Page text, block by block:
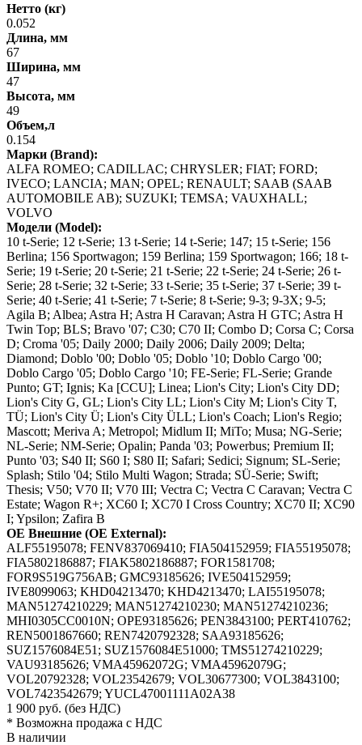
Нетто (кг)
0.052
Длина, мм
67
Ширина, мм
47
Высота, мм
49
Объем,л
0.154
Марки (Brand):
ALFA ROMEO; CADILLAC; CHRYSLER; FIAT; FORD;
IVECO; LANCIA; MAN; OPEL; RENAULT; SAAB (SAAB
AUTOMOBILE AB); SUZUKI; TEMSA; VAUXHALL;
VOLVO
Модели (Model):
10 t-Serie; 12 t-Serie; 13 t-Serie; 14 t-Serie; 147; 15 t-Serie; 156
Berlina; 156 Sportwagon; 159 Berlina; 159 Sportwagon; 166; 18 t-
Serie; 19 t-Serie; 20 t-Serie; 21 t-Serie; 22 t-Serie; 24 t-Serie; 26 t-
Serie; 28 t-Serie; 32 t-Serie; 33 t-Serie; 35 t-Serie; 37 t-Serie; 39 t-
Serie; 40 t-Serie; 41 t-Serie; 7 t-Serie; 8 t-Serie; 9-3; 9-3X; 9-5;
Agila B; Albea; Astra H; Astra H Caravan; Astra H GTC; Astra H
Twin Top; BLS; Bravo '07; C30; C70 II; Combo D; Corsa C; Corsa
D; Croma '05; Daily 2000; Daily 2006; Daily 2009; Delta;
Diamond; Doblo '00; Doblo '05; Doblo '10; Doblo Cargo '00;
Doblo Cargo '05; Doblo Cargo '10; FE-Serie; FL-Serie; Grande
Punto; GT; Ignis; Ka [CCU]; Linea; Lion's City; Lion's City DD;
Lion's City G, GL; Lion's City LL; Lion's City M; Lion's City T,
TÜ; Lion's City Ü; Lion's City ÜLL; Lion's Coach; Lion's Regio;
Mascott; Meriva A; Metropol; Midlum II; MiTo; Musa; NG-Serie;
NL-Serie; NM-Serie; Opalin; Panda '03; Powerbus; Premium II;
Punto '03; S40 II; S60 I; S80 II; Safari; Sedici; Signum; SL-Serie;
Splash; Stilo '04; Stilo Multi Wagon; Strada; SÜ-Serie; Swift;
Thesis; V50; V70 II; V70 III; Vectra C; Vectra C Caravan; Vectra C
Estate; Wagon R+; XC60 I; XC70 I Cross Country; XC70 II; XC90
I; Ypsilon; Zafira B
OE Внешние (OE External):
ALF55195078; FENV837069410; FIA504152959; FIA55195078;
FIA5802186887; FIAK5802186887; FOR1581708;
FOR9S519G756AB; GMC93185626; IVE504152959;
IVE8099063; KHD04213470; KHD4213470; LAI55195078;
MAN51274210229; MAN51274210230; MAN51274210236;
MHI0305CC0010N; OPE93185626; PEN3843100; PERT410762;
REN5001867660; REN7420792328; SAA93185626;
SUZ1576084E51; SUZ1576084E51000; TMS51274210229;
VAU93185626; VMA45962072G; VMA45962079G;
VOL20792328; VOL23542679; VOL30677300; VOL3843100;
VOL7423542679; YUCL47001111A02A38
1 900 руб. (без НДС)
* Возможна продажа с НДС
В наличии